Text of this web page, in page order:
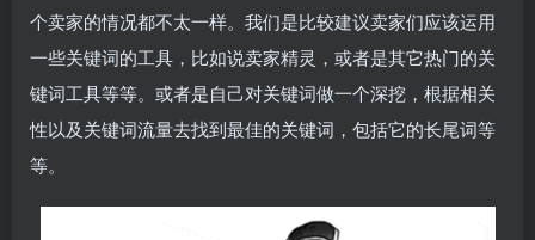
个卖家的情况都不太一样。我们是比较建议卖家们应该运用
一些关键词的工具，比如说卖家精灵，或者是其它热门的关
键词工具等等。或者是自己对关键词做一个深挖，根据相关
性以及关键词流量去找到最佳的关键词，包括它的长尾词等
等。